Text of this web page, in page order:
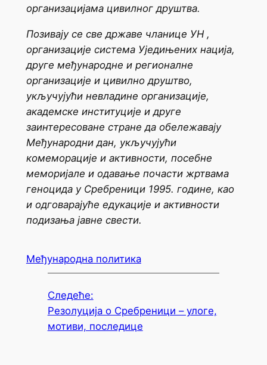
организацијама цивилног друштва.
Позивају се све државе чланице УН ,
организације система Уједињених нација,
друге међународне и регионалне
организације и цивилно друштво,
укључујући невладине организације,
академске институције и друге
заинтересоване стране да обележавају
Међународни дан, укључујући
комеморације и активности, посебне
меморијале и одавање почасти жртвама
геноцида у Сребреници 1995. године, као
и одговарајуће едукације и активности
подизања јавне свести.
Међународна политика
Следеће:
Резолуција о Сребреници – улоге,
мотиви, последице